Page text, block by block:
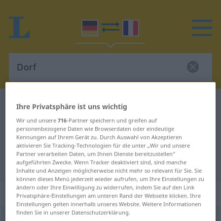
Deutsch-Französisch Wörterbuch
Deutsch-Französisch Übersetzung
für "Dorf"
"Dorf" Französisch Übersetzung
„Dorf“: Neutrum
Ihre Privatsphäre ist uns wichtig
Wir und unsere716-Partner speichern und greifen auf
personenbezogene Daten wie Browserdaten oder eindeutige
Kennungen auf Ihrem Gerät zu. Durch Auswahl von Akzeptieren
aktivieren Sie Tracking-Technologien für die unter „Wir und unsere
Partner verarbeiten Daten, um Ihnen Dienste bereitzustellen“
aufgeführten Zwecke. Wenn Tracker deaktiviert sind, sind manche
Inhalte und Anzeigen möglicherweise nicht mehr so relevant für Sie. Sie
können dieses Menü jederzeit wieder aufrufen, um Ihre Einstellungen zu
ändern oder Ihre Einwilligung zu widerrufen, indem Sie auf den Link
Privatsphäre-Einstellungen am unteren Rand der Webseite klicken. Ihre
Einstellungen gelten innerhalb unseres Website. Weitere Informationen
finden Sie in unserer Datenschutzerklärung.